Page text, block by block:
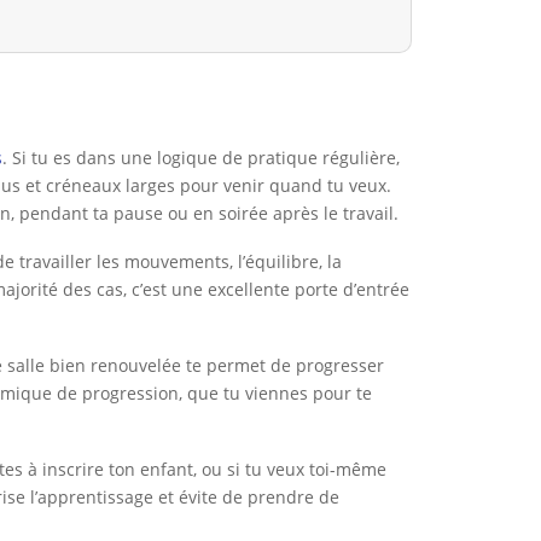
. Si tu es dans une logique de pratique régulière,
et créneaux larges pour venir quand tu veux.
pendant ta pause ou en soirée après le travail.
travailler les mouvements, l’équilibre, la
des cas, c’est une excellente porte d’entrée
bien renouvelée te permet de progresser
de progression, que tu viennes pour te
à inscrire ton enfant, ou si tu veux toi-même
l’apprentissage et évite de prendre de